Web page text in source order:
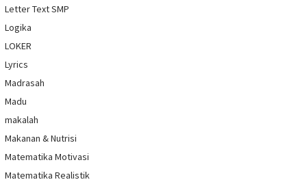
Letter Text SMP
Logika
LOKER
Lyrics
Madrasah
Madu
makalah
Makanan & Nutrisi
Matematika Motivasi
Matematika Realistik